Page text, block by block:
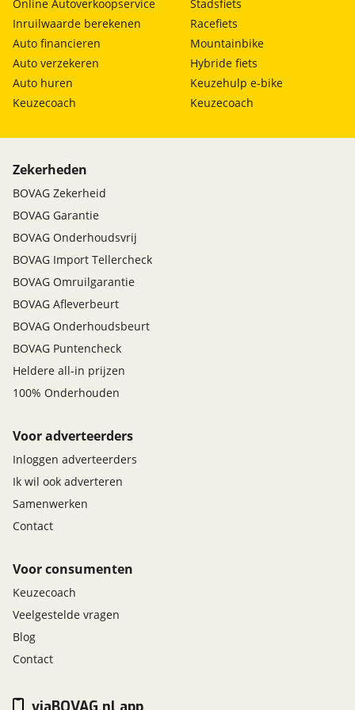
0512-760061
info@m-point.frl
*We hebben ons best gedaan om de informatie in
deze advertentie zo goed mogelijk weer te geven.
Fouten zijn echter nooit uit te sluiten. Schrijf- en
worden.
Online Autoverkoopservice
Inruilwaarde berekenen
Auto financieren
Auto verzekeren
Auto huren
Keuzecoach
Stadsfiets
Racefiets
Mountainbike
Hybride fiets
Keuzehulp e-bike
Keuzecoach
Zekerheden
BOVAG Zekerheid
BOVAG Garantie
BOVAG Onderhoudsvrij
BOVAG Import Tellercheck
BOVAG Omruilgarantie
BOVAG Afleverbeurt
BOVAG Onderhoudsbeurt
BOVAG Puntencheck
Heldere all-in prijzen
100% Onderhouden
Voor adverteerders
Inloggen adverteerders
Ik wil ook adverteren
Samenwerken
Contact
Voor consumenten
Keuzecoach
Veelgestelde vragen
Blog
Contact